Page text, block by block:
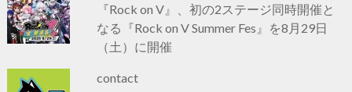
『Rock on V』、初の2ステージ同時開催と
なる『Rock on V Summer Fes』を8月29日
（土）に開催
contact